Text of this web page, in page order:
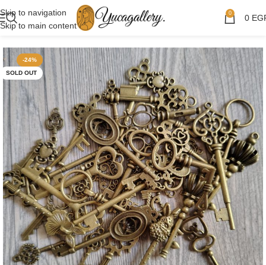
Skip to navigation
Skip to main content
0 0
-24%
SOLD OUT